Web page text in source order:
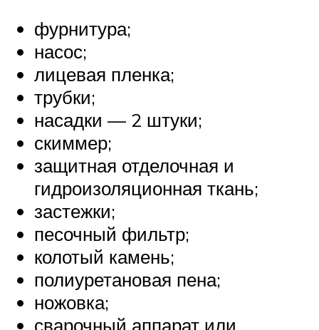
фурнитура;
насос;
лицевая пленка;
трубки;
насадки — 2 штуки;
скиммер;
защитная отделочная и
гидроизоляционная ткань;
застежки;
песочный фильтр;
колотый камень;
полиуретановая пена;
ножовка;
сварочный аппарат или